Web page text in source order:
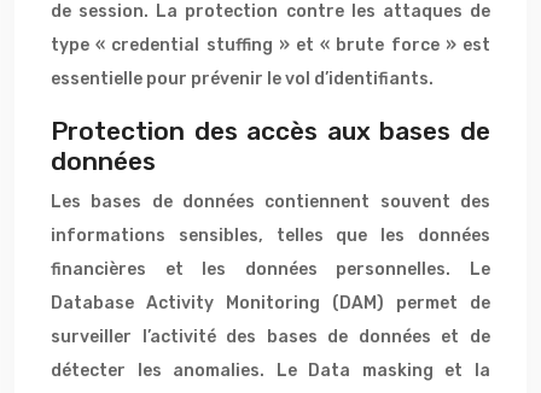
de session. La protection contre les attaques de
type « credential stuffing » et « brute force » est
essentielle pour prévenir le vol d’identifiants.
Protection des accès aux bases de
données
Les bases de données contiennent souvent des
informations sensibles, telles que les données
financières et les données personnelles. Le
Database Activity Monitoring (DAM) permet de
surveiller l’activité des bases de données et de
détecter les anomalies. Le Data masking et la